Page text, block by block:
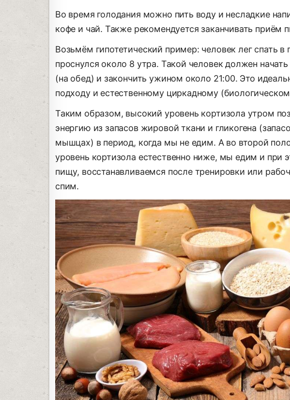
Во время голодания можно пить воду и несладкие
кофе и чай. Также рекомендуется заканчивать приём
Возьмём гипотетический пример: человек лег спать в
проснулся около 8 утра. Такой человек должен
(на обед) и закончить ужином около 21:00. Это
подходу и естественному циркадному
Таким образом, высокий уровень кортизола утром
энергию из запасов жировой ткани и гликогена
мышцах) в период, когда мы не едим. А во второй
уровень кортизола естественно ниже, мы едим и при
пищу, восстанавливаемся после тренировки или
спим.